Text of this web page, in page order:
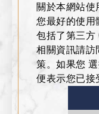
關於本網站
您最好的使用
包括了第三方
相關資訊請訪
策。如果您
便表示您已接
週五、週